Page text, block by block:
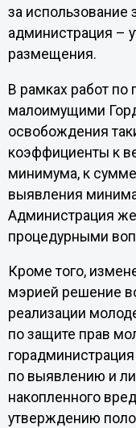
за использование
администрация –
размещения.
В рамках работ по
малоимущими
освобождения
коэффициенты к
минимума, к
выявления
Администрация
процедурными
Кроме того,
мэрией решение
реализации
по защите прав
по выявлению и
накопленного
утверждению